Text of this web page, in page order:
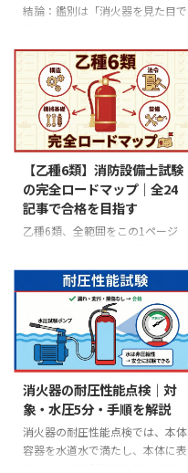
結論：鑑別は「消火器を見た目で
言います。 乙種6類の鑑別問題
は、消火器の写真や図を見て、名
称・部品名・適応火災などを記述
式で答える試験です。 筆記試験
でどれだけ高得点を取っても、鑑
別（実技試験）で60%を下回れば
不合格――これが鑑別の怖いところで
す。 でも安心してください。出
題パターンは大きく5つに絞られ
ます。この記事では、消火器を
「見た目だけ」で瞬時に見分ける
を徹底解説します。 各消火器の
詳しい構造については「消火器の
分類と全体像」で解説してい ...
【乙種6類】消防設備士試験
の完全ロードマップ｜全24
記事で合格を目指す
乙種6類、全範囲をこの1ページ
「乙6」）の試験範囲を全24記事
でカバーしました。 この記事
は、その全記事をおすすめの学習
順に並べたロードマップです。上
から順番に読み進めていけば、筆
記試験も実技試験（鑑別等）も対
応できる知識が身につきます。
乙種6類の試験構成 まず、試験で
「何がどれだけ出るか」を把握し
ておきましょう。 乙種6類の試験
構成 筆記試験（四肢択一） 法令
消火器の耐圧性能点検｜対
象・水圧5分・手順を解説
消火器の耐圧性能点検では、本体
容器を水道水で満たし、本体に表